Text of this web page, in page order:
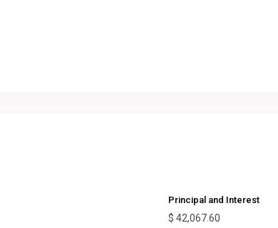
Principal and Interest
$ 42,067.60